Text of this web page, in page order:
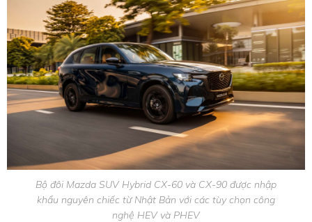
Bộ đôi Mazda SUV Hybrid CX-60 và CX-90 được nhập
khẩu nguyên chiếc từ Nhật Bản với các tùy chọn công
nghệ HEV và PHEV